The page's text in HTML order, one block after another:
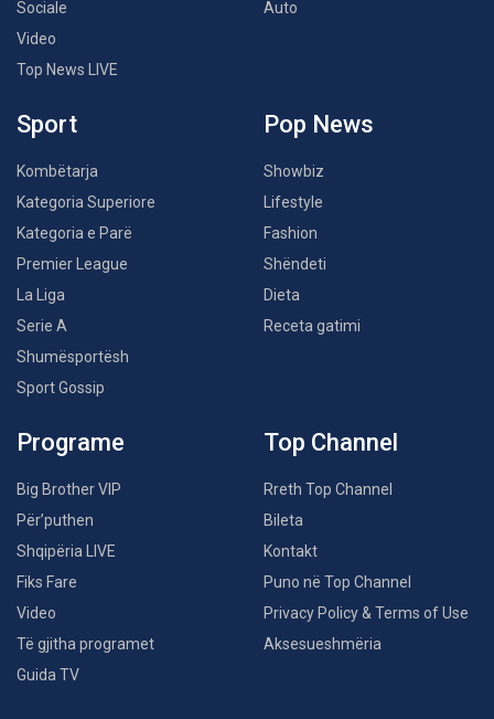
Sociale
Video
Top News LIVE
Auto
Sport
Kombëtarja
Kategoria Superiore
Kategoria e Parë
Premier League
La Liga
Serie A
Shumësportësh
Sport Gossip
Pop News
Showbiz
Lifestyle
Fashion
Shëndeti
Dieta
Receta gatimi
Programe
Big Brother VIP
Për’puthen
Shqipëria LIVE
Fiks Fare
Video
Të gjitha programet
Guida TV
Top Channel
Rreth Top Channel
Bileta
Kontakt
Puno në Top Channel
Privacy Policy & Terms of Use
Aksesueshmëria